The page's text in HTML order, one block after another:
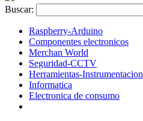
Buscar:
Raspberry-Arduino
Componentes electronicos
Merchan World
Seguridad-CCTV
Herramientas-Instrumentacion
Informatica
Electronica de consumo